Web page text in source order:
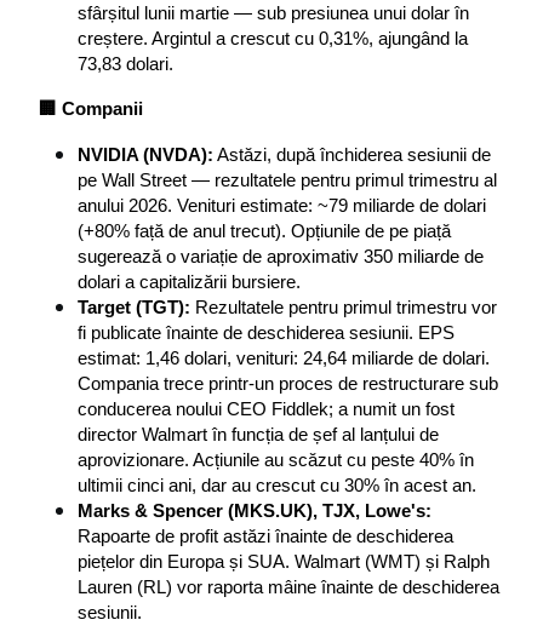
sfârșitul lunii martie — sub presiunea unui dolar în
creștere. Argintul a crescut cu 0,31%, ajungând la
73,83 dolari.
🏢 Companii
NVIDIA (NVDA): Astăzi, după închiderea sesiunii de
pe Wall Street — rezultatele pentru primul trimestru al
anului 2026. Venituri estimate: ~79 miliarde de dolari
(+80% față de anul trecut). Opțiunile de pe piață
sugerează o variație de aproximativ 350 miliarde de
dolari a capitalizării bursiere.
Target (TGT): Rezultatele pentru primul trimestru vor
fi publicate înainte de deschiderea sesiunii. EPS
estimat: 1,46 dolari, venituri: 24,64 miliarde de dolari.
Compania trece printr-un proces de restructurare sub
conducerea noului CEO Fiddlek; a numit un fost
director Walmart în funcția de șef al lanțului de
aprovizionare. Acțiunile au scăzut cu peste 40% în
ultimii cinci ani, dar au crescut cu 30% în acest an.
Marks & Spencer (MKS.UK), TJX, Lowe's:
Rapoarte de profit astăzi înainte de deschiderea
piețelor din Europa și SUA. Walmart (WMT) și Ralph
Lauren (RL) vor raporta mâine înainte de deschiderea
sesiunii.